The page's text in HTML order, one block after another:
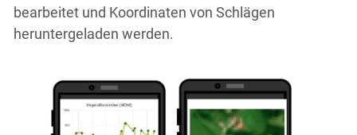
bearbeitet und Koordinaten von Schlägen
heruntergeladen werden.